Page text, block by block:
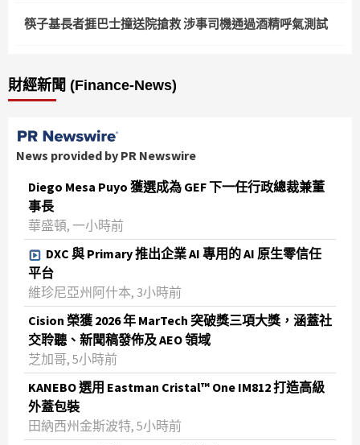
筷子基長者捱巴士撞送院搶救 涉事司機通過酒精呼氣測試
財經新聞 (Finance-News)
News provided by PR Newswire
Diego Mesa Puyo 獲選成為 GEF 下一任行政總裁兼董
事長
華盛頓, 一小時前
DXC 與 Primary 推出企業 AI 專用的 AI 原生零信任
平台
維珍尼亞州阿什本, 3小時前
Cision 榮獲 2026 年 MarTech 突破獎三項大獎，涵蓋社
交聆聽、新聞稿發佈及 AEO 領域
芝加哥, 5小時前
KANEBO 選用 Eastman Cristal™ One IM812 打造高級
外蓋包裝
田納西州金斯波特, 5小時前